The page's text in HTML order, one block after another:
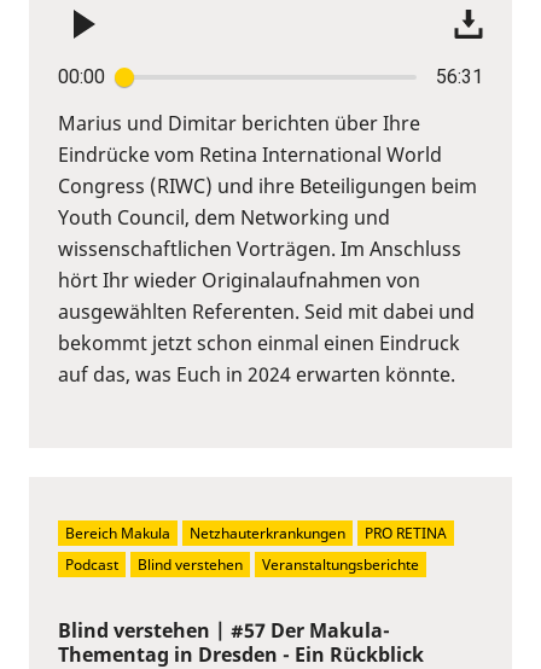
00:00 56:31
Marius und Dimitar berichten über Ihre
Eindrücke vom Retina International World
Congress (RIWC) und ihre Beteiligungen beim
Youth Council, dem Networking und
wissenschaftlichen Vorträgen. Im Anschluss
hört Ihr wieder Originalaufnahmen von
ausgewählten Referenten. Seid mit dabei und
bekommt jetzt schon einmal einen Eindruck
auf das, was Euch in 2024 erwarten könnte.
Blind verstehen | #57 Der Makula-
Thementag in Dresden - Ein Rückblick
Bereich Makula Netzhauterkrankungen
PRO RETINA
Podcast
Blind verstehen Veranstaltungsberichte